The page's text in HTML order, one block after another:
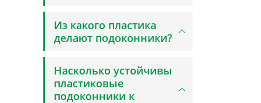
Из какого пластика
делают подоконники?
Насколько устойчивы
пластиковые
подоконники к